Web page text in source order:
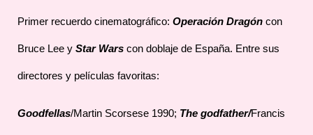
Primer recuerdo cinematográfico: Operación Dragón con
Bruce Lee y Star Wars con doblaje de España. Entre sus
directores y películas favoritas:
Goodfellas/Martin Scorsese 1990; The godfather/Francis